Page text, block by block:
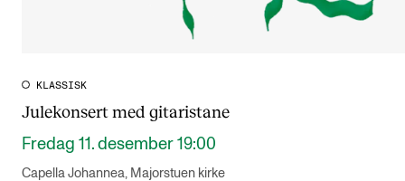
KLASSISK
Julekonsert med gitaristane
Fredag 11. desember 19:00
Capella Johannea, Majorstuen kirke